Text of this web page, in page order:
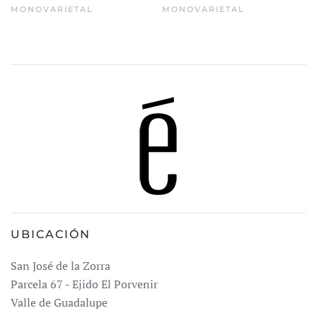
MONOVARIETAL MONOVARIETAL
UBICACIÓN
San José de la Zorra
Parcela 67 - Ejido El Porvenir
Valle de Guadalupe